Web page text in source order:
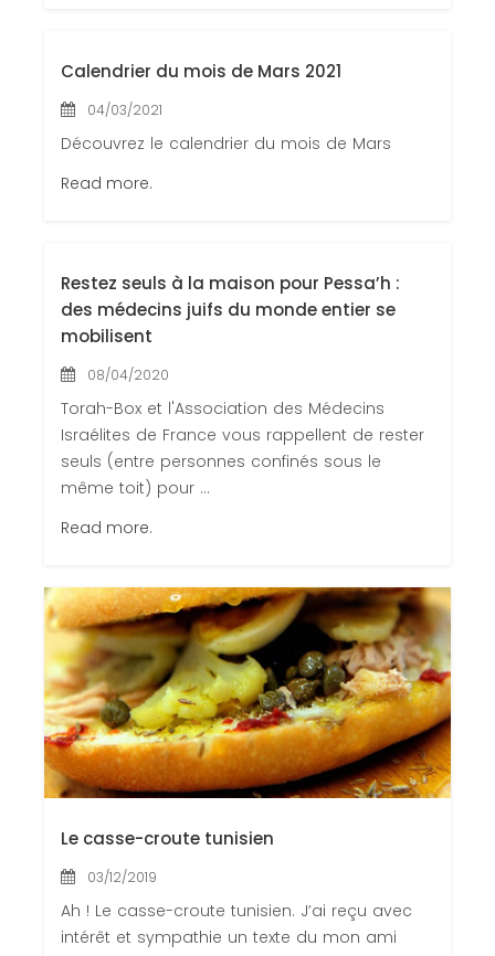
Calendrier du mois de Mars 2021
04/03/2021
Découvrez le calendrier du mois de Mars
Read more.
Restez seuls à la maison pour Pessa’h :
des médecins juifs du monde entier se
mobilisent
08/04/2020
Torah-Box et l'Association des Médecins
Israélites de France vous rappellent de rester
seuls (entre personnes confinés sous le
même toit) pour ...
Read more.
Le casse-croute tunisien
03/12/2019
Ah ! Le casse-croute tunisien. J’ai reçu avec
intérêt et sympathie un texte du mon ami